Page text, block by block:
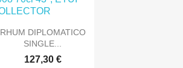
 Aperçu rapide
RHUM DIPLOMATICO
SINGLE...
127,30 €